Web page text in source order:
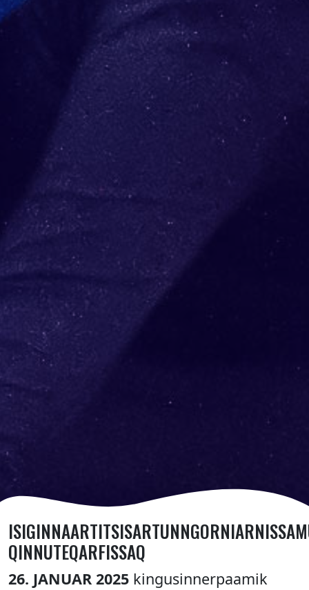
QINNUTEQARFISSAQ
26. JANUAR 2025 kingusinnerpaamik